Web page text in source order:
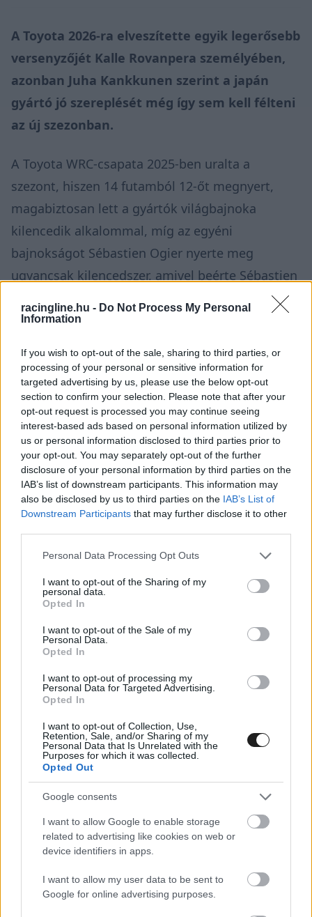
racingline.hu - Do Not Process My Personal
Information
If you wish to opt-out of the sale, sharing to third parties, or
processing of your personal or sensitive information for
targeted advertising by us, please use the below opt-out
section to confirm your selection. Please note that after your
opt-out request is processed you may continue seeing
interest-based ads based on personal information utilized by
us or personal information disclosed to third parties prior to
your opt-out. You may separately opt-out of the further
disclosure of your personal information by third parties on the
IAB’s list of downstream participants. This information may
also be disclosed by us to third parties on the IAB’s List of
Downstream Participants that may further disclose it to other
Please note that this website/app uses one or more Google
not limited to your visit or usage behaviour. You may click to
grant or deny consent to Google and its third-party tags to
use your data for below specified purposes in below Google
consent section.
Personal Data Processing Opt Outs
I want to opt-out of the Sharing of my
personal data.
Opted In
I want to opt-out of the Sale of my
Personal Data.
Opted In
I want to opt-out of processing my
Personal Data for Targeted Advertising.
Opted In
I want to opt-out of Collection, Use,
Retention, Sale, and/or Sharing of my
Personal Data that Is Unrelated with the
Purposes for which it was collected.
Opted Out
Google consents
I want to allow Google to enable storage
related to advertising like cookies on web or
device identifiers in apps.
I want to allow my user data to be sent to
Google for online advertising purposes.
A Toyota 2026-ra elveszítette egyik legerősebb
versenyzőjét Kalle Rovanpera személyében,
azonban Juha Kankkunen szerint a japán
gyártó jó szereplését még így sem kell félteni
az új szezonban.
A Toyota WRC-csapata 2025-ben uralta a
szezont, hiszen 14 futamból 12-őt megnyert,
magabiztosan lett a gyártók világbajnoka
kilencedik alkalommal, míg az egyéni
bajnokságot Sébastien Ogier nyerte meg
ugyancsak kilencedszer, amivel beérte Sébastien
Loeb rekordját. Az egyéni pontverseny második
helyén pedig Elfyn Evans zárt karrierje során
Rovanpera harmadikként zárt.
Az év végén Kalle Rovanpera bár szakágat váltott
és karrierjét pályaversenyzőként folytatja, Juha
Kankkunen, a japán gyártó csapatvezető-
helyettese nem aggódik a Toyota idei szezonja
miatt sem.
“Kalle Rovanpera távozása után is megmaradt
még két alappillére a csapatnak, Sébastien Ogier
világbajnok legenda. – Mellettük pedig a
fiatalabb versenyzők is ígéretes jövő előtt állnak.
Oliver Solberg megmutatta Észtországban, hogy
milyen teljesítményre képes. Sami Pajari pedig